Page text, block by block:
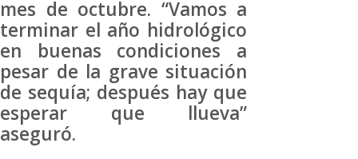
mes de octubre. “Vamos a
terminar el año hidrológico
en buenas condiciones a
pesar de la grave situación
de sequía; después hay que
esperar que llueva”
aseguró.